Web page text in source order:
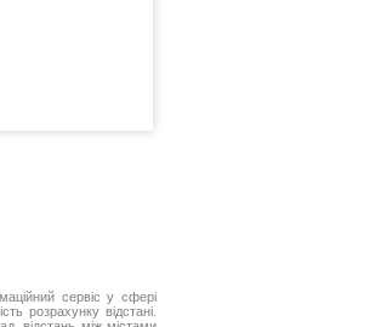
сервіс у сфері
розрахунку відстані.